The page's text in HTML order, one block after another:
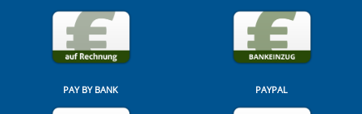
PAY BY BANK PAYPAL